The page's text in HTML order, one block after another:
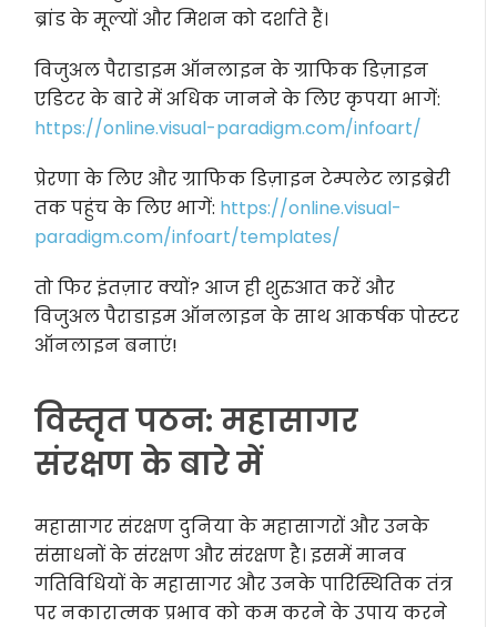
ब्रांड के मूल्यों और मिशन को दर्शाते हैं।
विजुअल पैराडाइम ऑनलाइन के ग्राफिक डिज़ाइन
एडिटर के बारे में अधिक जानने के लिए कृपया भागें:
https://online.visual-paradigm.com/infoart/
प्रेरणा के लिए और ग्राफिक डिज़ाइन टेम्पलेट लाइब्रेरी
तक पहुंच के लिए भागें: https://online.visual-
paradigm.com/infoart/templates/
तो फिर इंतज़ार क्यों? आज ही शुरुआत करें और
विजुअल पैराडाइम ऑनलाइन के साथ आकर्षक पोस्टर
ऑनलाइन बनाएं!
विस्तृत पठन: महासागर
संरक्षण के बारे में
महासागर संरक्षण दुनिया के महासागरों और उनके
संसाधनों के संरक्षण और संरक्षण है। इसमें मानव
गतिविधियों के महासागर और उनके पारिस्थितिक तंत्र
पर नकारात्मक प्रभाव को कम करने के उपाय करने